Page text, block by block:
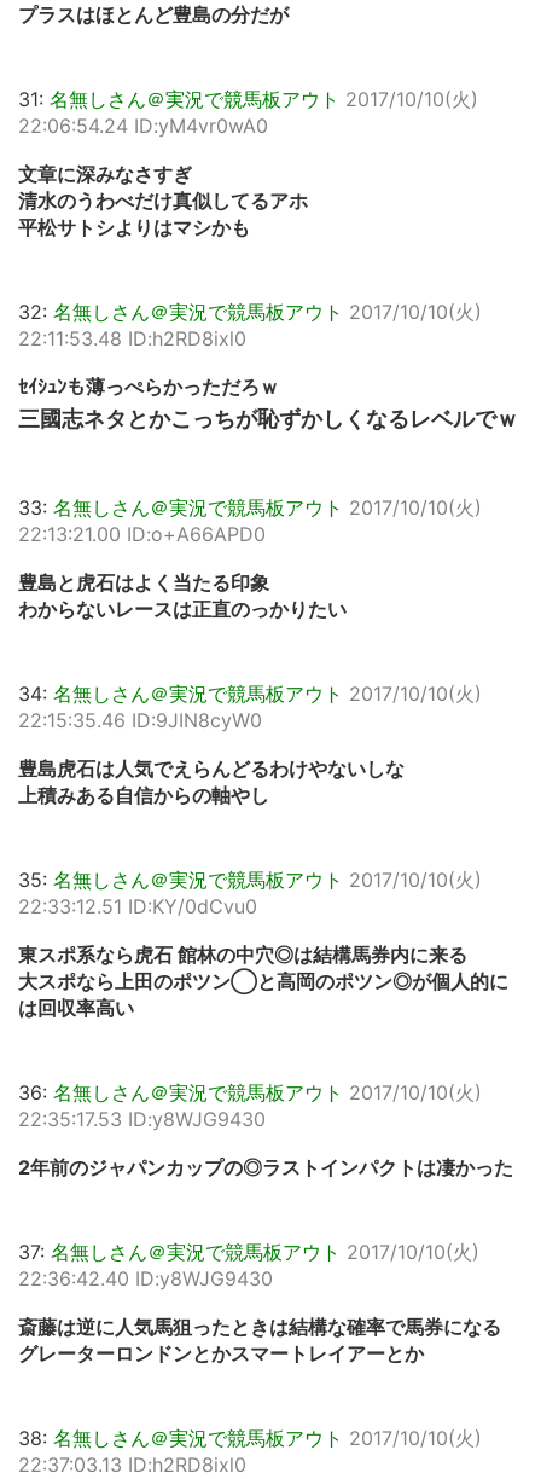
プラスはほとんど豊島の分だが
31: 名無しさん＠実況で競馬板アウト 2017/10/10(火)
22:06:54.24 ID:yM4vr0wA0
文章に深みなさすぎ
清水のうわべだけ真似してるアホ
平松サトシよりはマシかも
32: 名無しさん＠実況で競馬板アウト 2017/10/10(火)
22:11:53.48 ID:h2RD8ixl0
ｾｲｼｭﾝも薄っぺらかっただろｗ
三國志ネタとかこっちが恥ずかしくなるレベルでｗ
33: 名無しさん＠実況で競馬板アウト 2017/10/10(火)
22:13:21.00 ID:o+A66APD0
豊島と虎石はよく当たる印象
わからないレースは正直のっかりたい
34: 名無しさん＠実況で競馬板アウト 2017/10/10(火)
22:15:35.46 ID:9JIN8cyW0
豊島虎石は人気でえらんどるわけやないしな
上積みある自信からの軸やし
35: 名無しさん＠実況で競馬板アウト 2017/10/10(火)
22:33:12.51 ID:KY/0dCvu0
東スポ系なら虎石 館林の中穴◎は結構馬券内に来る
大スポなら上田のポツン◯と高岡のポツン◎が個人的に
は回収率高い
36: 名無しさん＠実況で競馬板アウト 2017/10/10(火)
22:35:17.53 ID:y8WJG9430
2年前のジャパンカップの◎ラストインパクトは凄かった
37: 名無しさん＠実況で競馬板アウト 2017/10/10(火)
22:36:42.40 ID:y8WJG9430
斎藤は逆に人気馬狙ったときは結構な確率で馬券になる
グレーターロンドンとかスマートレイアーとか
38: 名無しさん＠実況で競馬板アウト 2017/10/10(火)
22:37:03.13 ID:h2RD8ixl0